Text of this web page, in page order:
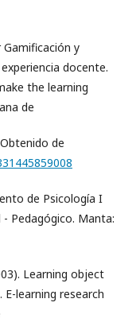
Gamificación y
docente.
the learning
de
de
de Psicología I
Pedagógico. Manta:
Learning object
learning research